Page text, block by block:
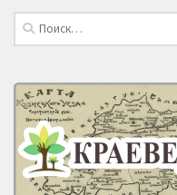
Найти: